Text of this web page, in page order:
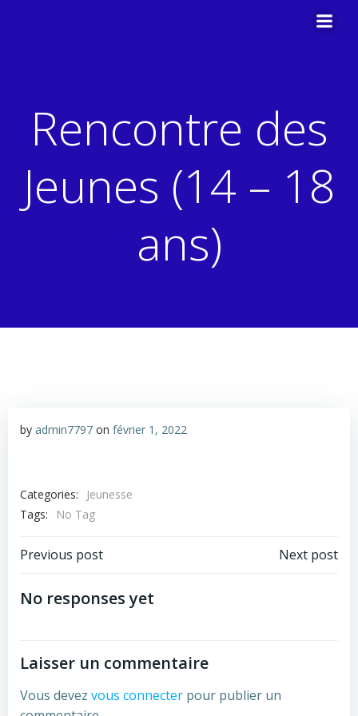
Rencontre des
Jeunes (14 – 18
ans)
by admin7797 on février 1, 2022
Categories:
Jeunesse
Tags:
No Tag
Post
navigation
Previous post Next post
No responses yet
Laisser un commentaire
Vous devez vous connecter pour publier un